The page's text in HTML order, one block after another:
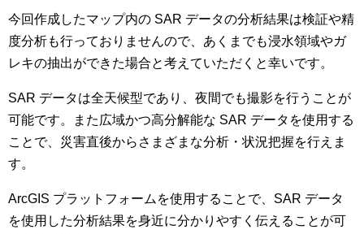
今回作成したマップ内の SAR データの分析結果は検証や精
度分析も行っておりませんので、あくまでも浸水領域やガ
レキの抽出ができた場合と考えていただくと幸いです。
SAR データは全天候型であり、夜間でも撮影を行うことが
可能です。また広域かつ高分解能な SAR データを使用する
ことで、災害直後からさまざまな分析・状況把握を行えま
す。
ArcGIS プラットフォームを使用することで、SAR データ
を使用した分析結果を身近に分かりやすく伝えることが可